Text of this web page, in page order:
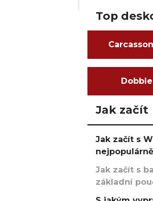
Top
Dobble
Jak začít
Jak začít s
Jak začít s
základní